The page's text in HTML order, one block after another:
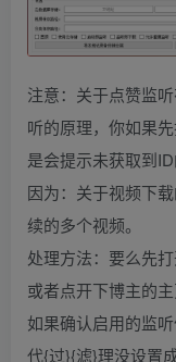
注意：关于点赞监
听的原理，你如果
是会提示未获取到ID
因为：关于视频下
续的多个视频。
处理方法：要么先
或者点开下博主的
如果确认启用的监
代{过}{滤}理没设置